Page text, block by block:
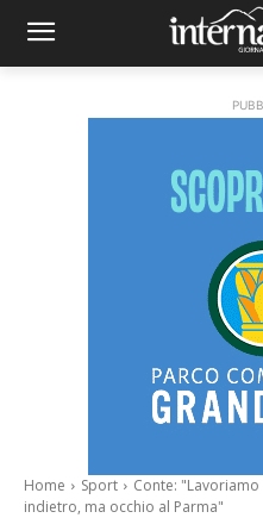
Home Sport
Conte:
indietro, ma occhio al Parma"